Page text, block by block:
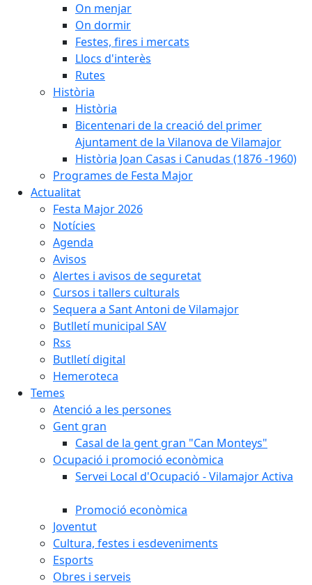
On menjar
On dormir
Festes, fires i mercats
Llocs d'interès
Rutes
Història
Història
Bicentenari de la creació del primer
Ajuntament de la Vilanova de Vilamajor
Història Joan Casas i Canudas (1876 -1960)
Programes de Festa Major
Actualitat
Festa Major 2026
Notícies
Agenda
Avisos
Alertes i avisos de seguretat
Cursos i tallers culturals
Sequera a Sant Antoni de Vilamajor
Butlletí municipal SAV
Rss
Butlletí digital
Hemeroteca
Temes
Atenció a les persones
Gent gran
Casal de la gent gran "Can Monteys"
Ocupació i promoció econòmica
Servei Local d'Ocupació - Vilamajor Activa
Promoció econòmica
Joventut
Cultura, festes i esdeveniments
Esports
Obres i serveis